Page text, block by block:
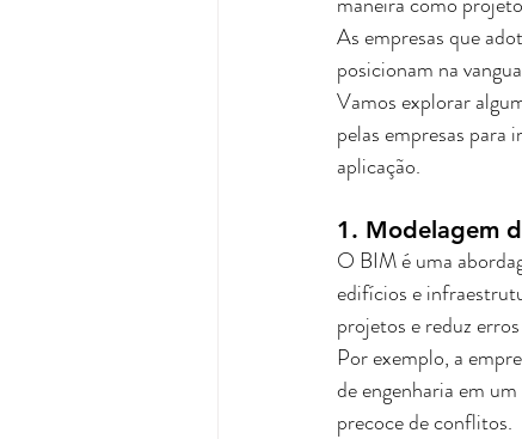
As empresas que
posicionam na
Vamos explorar
pelas empresas
aplicação.
1. Modelagem
O BIM é uma
edifícios e
projetos e reduz
Por exemplo, a
de engenharia em
precoce de conflitos.